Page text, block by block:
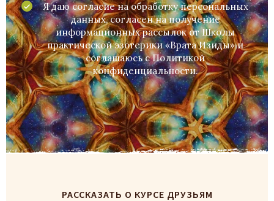
Я даю согласие на обработку персональных
данных, согласен на получение
информационных рассылок от Школы
практической эзотерики «Врата Изиды» и
соглашаюсь cПолитикой
конфиденциальности.
РАССКАЗАТЬ О КУРСЕ ДРУЗЬЯМ